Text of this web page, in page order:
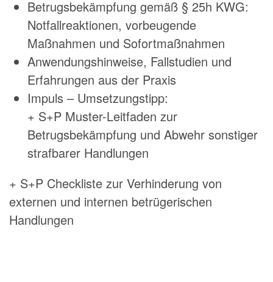
Betrugsbekämpfung gemäß § 25h KWG:
Notfallreaktionen, vorbeugende
Maßnahmen und Sofortmaßnahmen
Anwendungshinweise, Fallstudien und
Erfahrungen aus der Praxis
Impuls – Umsetzungstipp:
+ S+P Muster-Leitfaden zur
Betrugsbekämpfung und Abwehr sonstiger
strafbarer Handlungen
+ S+P Checkliste zur Verhinderung von
externen und internen betrügerischen
Handlungen